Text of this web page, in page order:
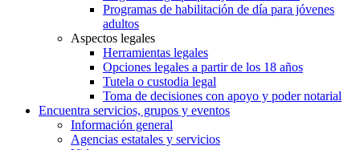
Programas de habilitación de día para jóvenes
adultos
Aspectos legales
Herramientas legales
Opciones legales a partir de los 18 años
Tutela o custodia legal
Toma de decisiones con apoyo y poder notarial
Encuentra servicios, grupos y eventos
Información general
Agencias estatales y servicios